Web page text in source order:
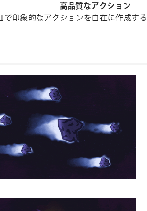
高品質なアクション
で印象的なアクションを自在に作成する